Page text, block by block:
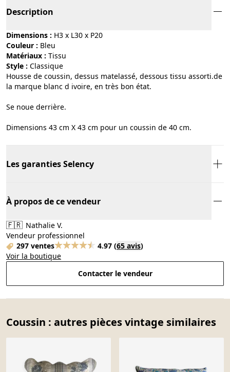
Description
Dimensions : H3 x L30 x P20
Couleur :
bleu
Matériaux :
tissu
Style :
classique
Housse de coussin, dessus matelassé, dessous tissu assorti.de
la marque blanc d ivoire, en très bon état.
Se noue derrière.
Dimensions 43 cm X 43 cm pour un coussin de 40 cm.
Les garanties Selency
À propos de ce vendeur
🇫🇷 Nathalie V.
Vendeur professionnel
297 ventes
4.97 (65 avis)
Voir la boutique
Contacter le vendeur
Coussin : autres pièces vintage similaires